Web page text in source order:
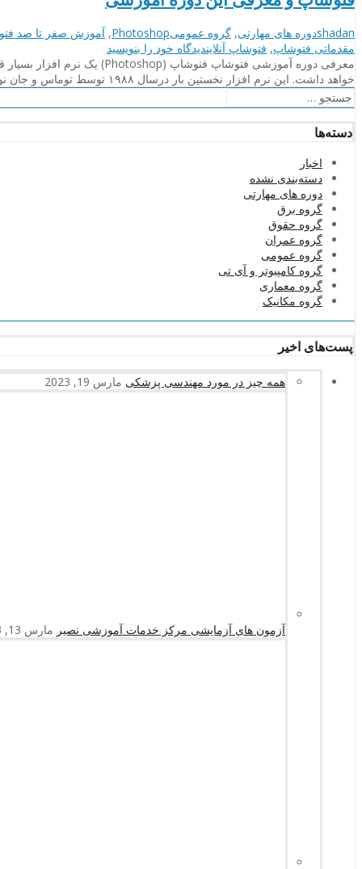
نویسنده
shadanدسته‌بندی‌ها
دوره های مهارتی, گروه عمومیبرچسب
ها
Photoshop
,آموزش صفر تا صد
مقدماتی فتوشاپ, فتوشاپ آنلایندیدگاه خود را on
فتوشاپ
معرفی
این
بنویسید
خواهد داشت. این نرم افزار نخستین بار درسال ۱۹۸۸ توسط توماس و جان نول ساخته شده و از آن زمان تا کنون همه …
جستجو
برای:
دسته‌ها
اخبار
دسته‌بندی نشده
دوره های مهارتی
گروه برق
گروه حقوق
گروه عمران
گروه عمومی
گروه کامپیوتر و آی تی
گروه معماری
گروه مکانیک
پست‌های اخیر
همه چیز در مورد مهندسی پزشکی مارس 19, 2023
آزمون های آزمایشی مرکز خدمات آموزشی نصیر مارس 13, 2023